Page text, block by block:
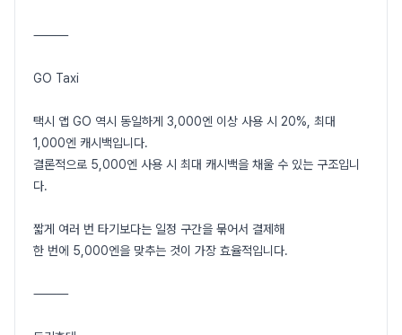
⸻
GO Taxi
택시 앱 GO 역시 동일하게 3,000엔 이상 사용 시 20%, 최대
1,000엔 캐시백입니다.
결론적으로 5,000엔 사용 시 최대 캐시백을 채울 수 있는 구조입니
다.
짧게 여러 번 타기보다는 일정 구간을 묶어서 결제해
한 번에 5,000엔을 맞추는 것이 가장 효율적입니다.
⸻